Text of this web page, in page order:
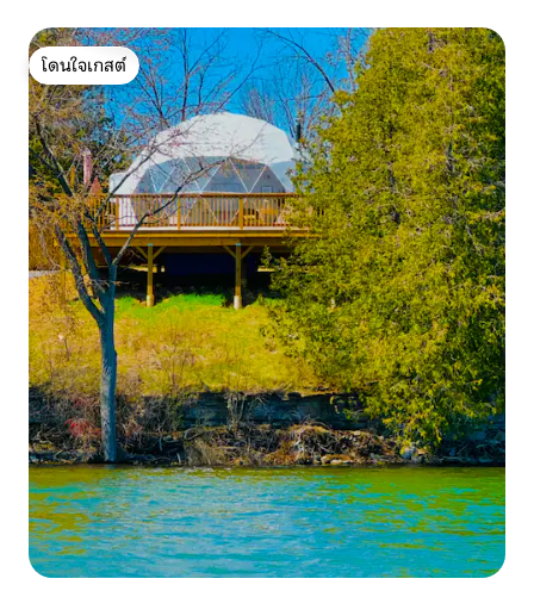
โดนใจเกสต์
โดนใจเกสต์